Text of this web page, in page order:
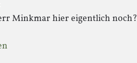
Minkmar hier eigentlich noch?